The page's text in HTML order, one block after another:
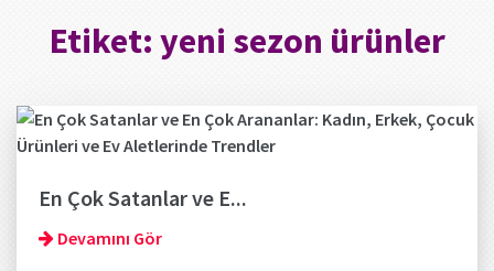
Etiket: yeni sezon ürünler
En Çok Satanlar ve E...
Devamını Gör